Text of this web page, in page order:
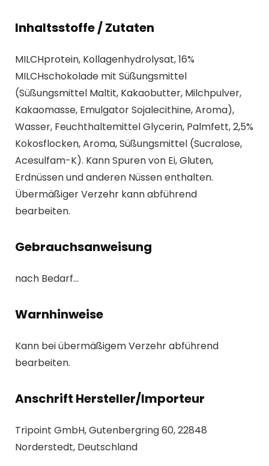
Inhaltsstoffe / Zutaten
MILCHprotein, Kollagenhydrolysat, 16%
MILCHschokolade mit Süßungsmittel
(Süßungsmittel Maltit, Kakaobutter, Milchpulver,
Kakaomasse, Emulgator Sojalecithine, Aroma),
Wasser, Feuchthaltemittel Glycerin, Palmfett, 2,5%
Kokosflocken, Aroma, Süßungsmittel (Sucralose,
Acesulfam-K). Kann Spuren von Ei, Gluten,
Erdnüssen und anderen Nüssen enthalten.
Übermäßiger Verzehr kann abführend
bearbeiten.
Gebrauchsanweisung
nach Bedarf…
Warnhinweise
Kann bei übermäßigem Verzehr abführend
bearbeiten.
Anschrift Hersteller/Importeur
Tripoint GmbH, Gutenbergring 60, 22848
Norderstedt, Deutschland